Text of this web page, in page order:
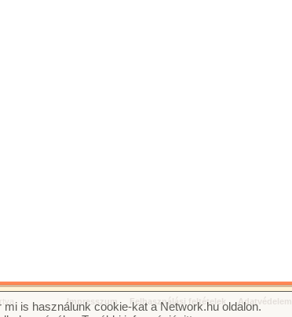
Impresszum Felhasználási feltételek Adatvédelem
is használunk cookie-kat a Network.hu oldalon.